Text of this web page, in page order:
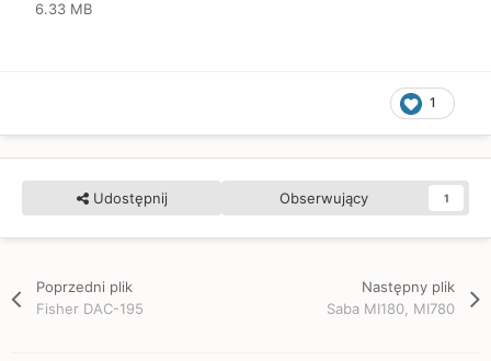
6.33 MB
1
Udostępnij Obserwujący 1
Poprzedni plik
Fisher DAC-195
Następny plik
Saba MI180, MI780